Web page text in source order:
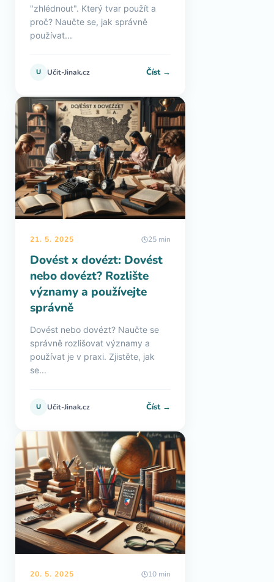
"zhlédnout". Který tvar použít a
proč? Naučte se, jak správně
používat...
U Učit-Jinak.cz Číst →
21. 5. 2025 25 min
Dovést x dovézt: Dovést
nebo dovézt? Rozlište
významy a používejte
správně
Dovést nebo dovézt? Naučte se
správně rozlišovat významy a
používat je v praxi. Zjistěte, jak
se...
U Učit-Jinak.cz Číst →
20. 5. 2025 10 min